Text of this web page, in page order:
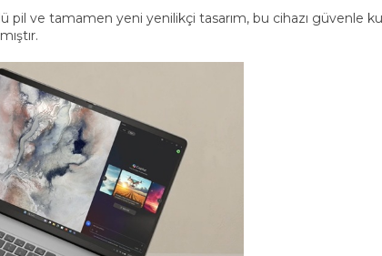
pil ve tamamen yeni yenilikçi tasarım, bu cihazı güvenle